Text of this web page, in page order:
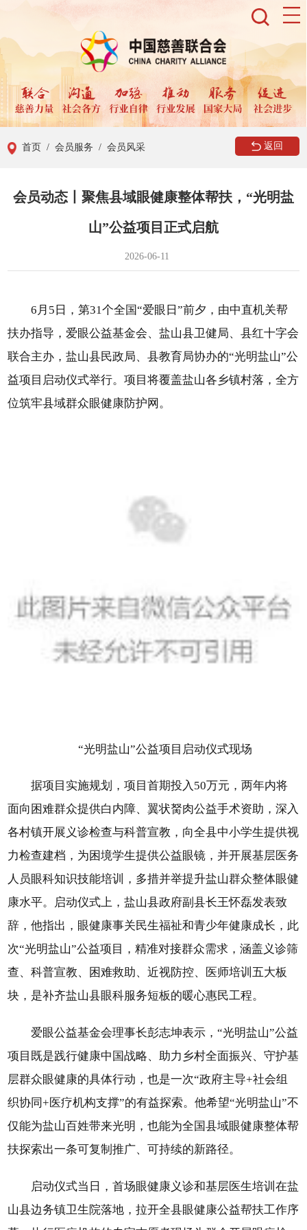
首页 / 会员服务 / 会员风采 返回
会员动态丨聚焦县域眼健康整体帮扶，“光明盐
山”公益项目正式启航
2026-06-11
6月5日，第31个全国“爱眼日”前夕，由中直机关帮
扶办指导，爱眼公益基金会、盐山县卫健局、县红十字会
联合主办，盐山县民政局、县教育局协办的“光明盐山”公
益项目启动仪式举行。项目将覆盖盐山各乡镇村落，全方
位筑牢县域群众眼健康防护网。
“光明盐山”公益项目启动仪式现场
据项目实施规划，项目首期投入50万元，两年内将
面向困难群众提供白内障、翼状胬肉公益手术资助，深入
各村镇开展义诊检查与科普宣教，向全县中小学生提供视
力检查建档，为困境学生提供公益眼镜，并开展基层医务
人员眼科知识技能培训，多措并举提升盐山群众整体眼健
康水平。启动仪式上，盐山县政府副县长王怀磊发表致
辞，他指出，眼健康事关民生福祉和青少年健康成长，此
次“光明盐山”公益项目，精准对接群众需求，涵盖义诊筛
查、科普宣教、困难救助、近视防控、医师培训五大板
块，是补齐盐山县眼科服务短板的暖心惠民工程。
爱眼公益基金会理事长彭志坤表示，“光明盐山”公益
项目既是践行健康中国战略、助力乡村全面振兴、守护基
层群众眼健康的具体行动，也是一次“政府主导+社会组
织协同+医疗机构支撑”的有益探索。他希望“光明盐山”不
仅能为盐山百姓带来光明，也能为全国县域眼健康整体帮
扶探索出一条可复制推广、可持续的新路径。
启动仪式当日，首场眼健康义诊和基层医生培训在盐
山县边务镇卫生院落地，拉开全县眼健康公益帮扶工作序